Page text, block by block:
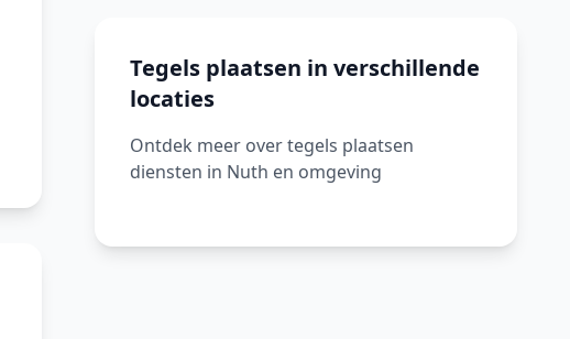
Tegels plaatsen in verschillende
locaties
Ontdek meer over tegels plaatsen
diensten in Nuth en omgeving